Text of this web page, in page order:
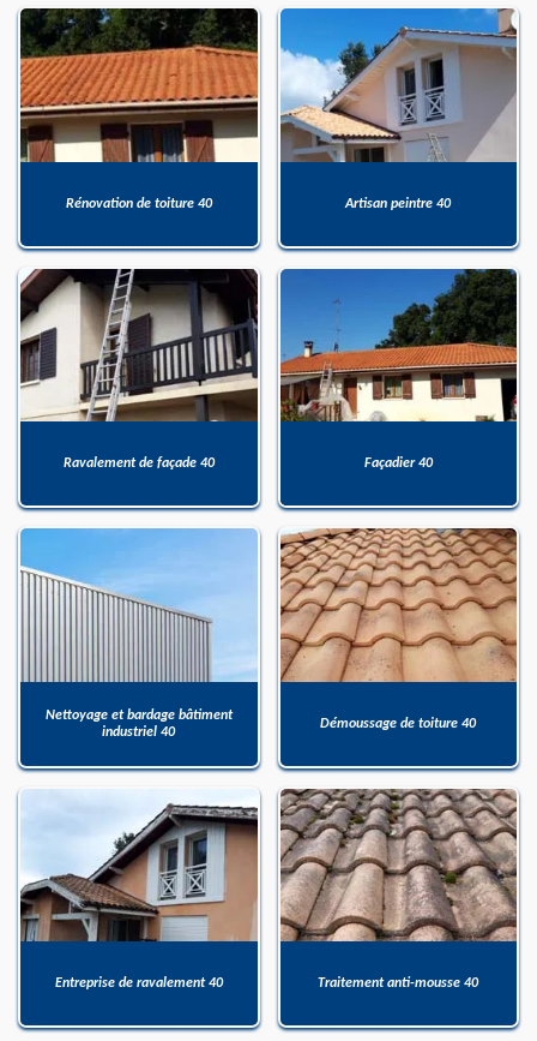
Rénovation de toiture 40 Artisan peintre 40
Ravalement de façade 40 Façadier 40
Nettoyage et bardage bâtiment
industriel 40
Démoussage de toiture 40
Entreprise de ravalement 40 Traitement anti-mousse 40